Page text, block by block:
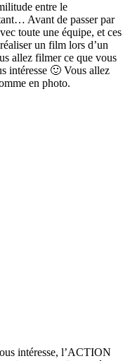
entre le
Avant de passer par
toute une équipe, et ces
un film lors d’un
allez filmer ce que vous
intéresse 🙂 Vous allez
en photo.
intéresse, l’ACTION